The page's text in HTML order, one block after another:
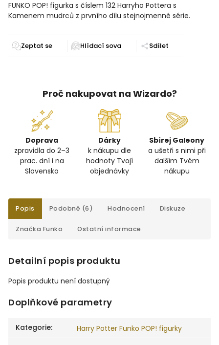
FUNKO POP! figurka s číslem 132 Harryho Pottera s
Kamenem mudrců z prvního dílu stejnojmenné série.
Zeptat se Sdílet
Proč nakupovat na Wizardo?
Doprava
zpravidla do 2–3
prac. dní i na
Slovensko
Dárky
k nákupu dle
hodnoty Tvojí
objednávky
Sbírej Galeony
a ušetři s nimi při
dalším Tvém
nákupu
Popis Podobné (6) Hodnocení Diskuze
Značka Funko Ostatní informace
Detailní popis produktu
Popis produktu není dostupný
Doplňkové parametry
Kategorie:
Harry Potter Funko POP! figurky